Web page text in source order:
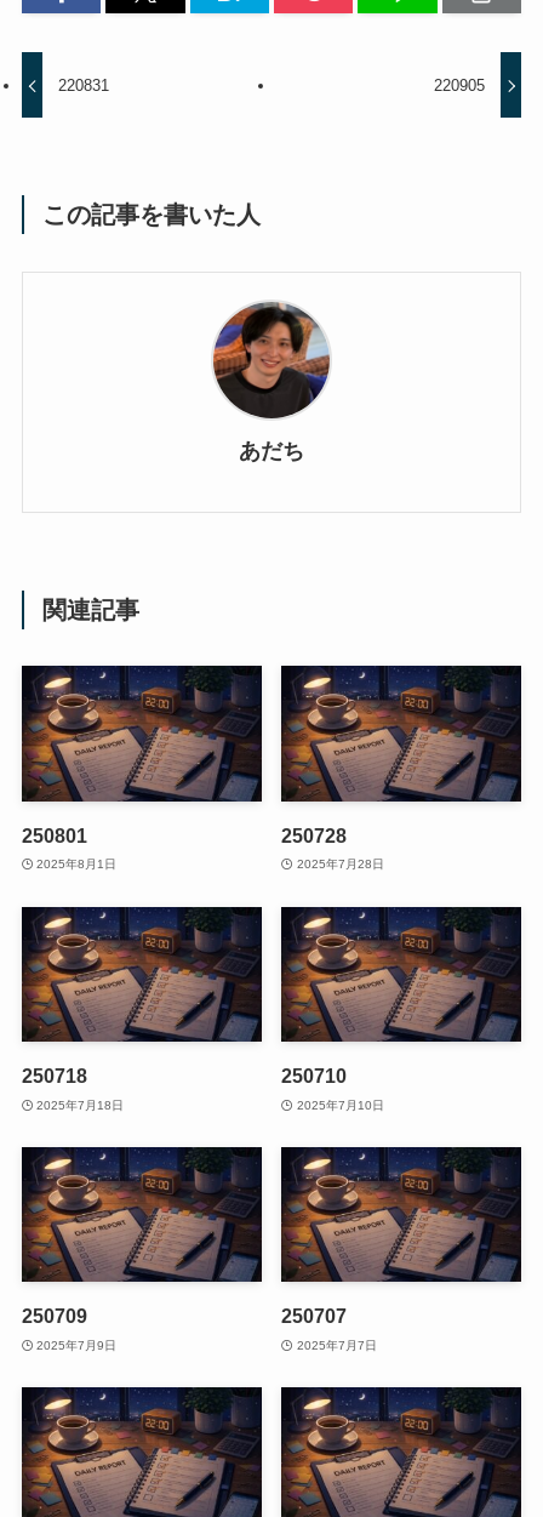
220831 220905
この記事を書いた人
あだち
関連記事
250801
2025年8月1日
250728
2025年7月28日
250718
2025年7月18日
250710
2025年7月10日
250709
2025年7月9日
250707
2025年7月7日